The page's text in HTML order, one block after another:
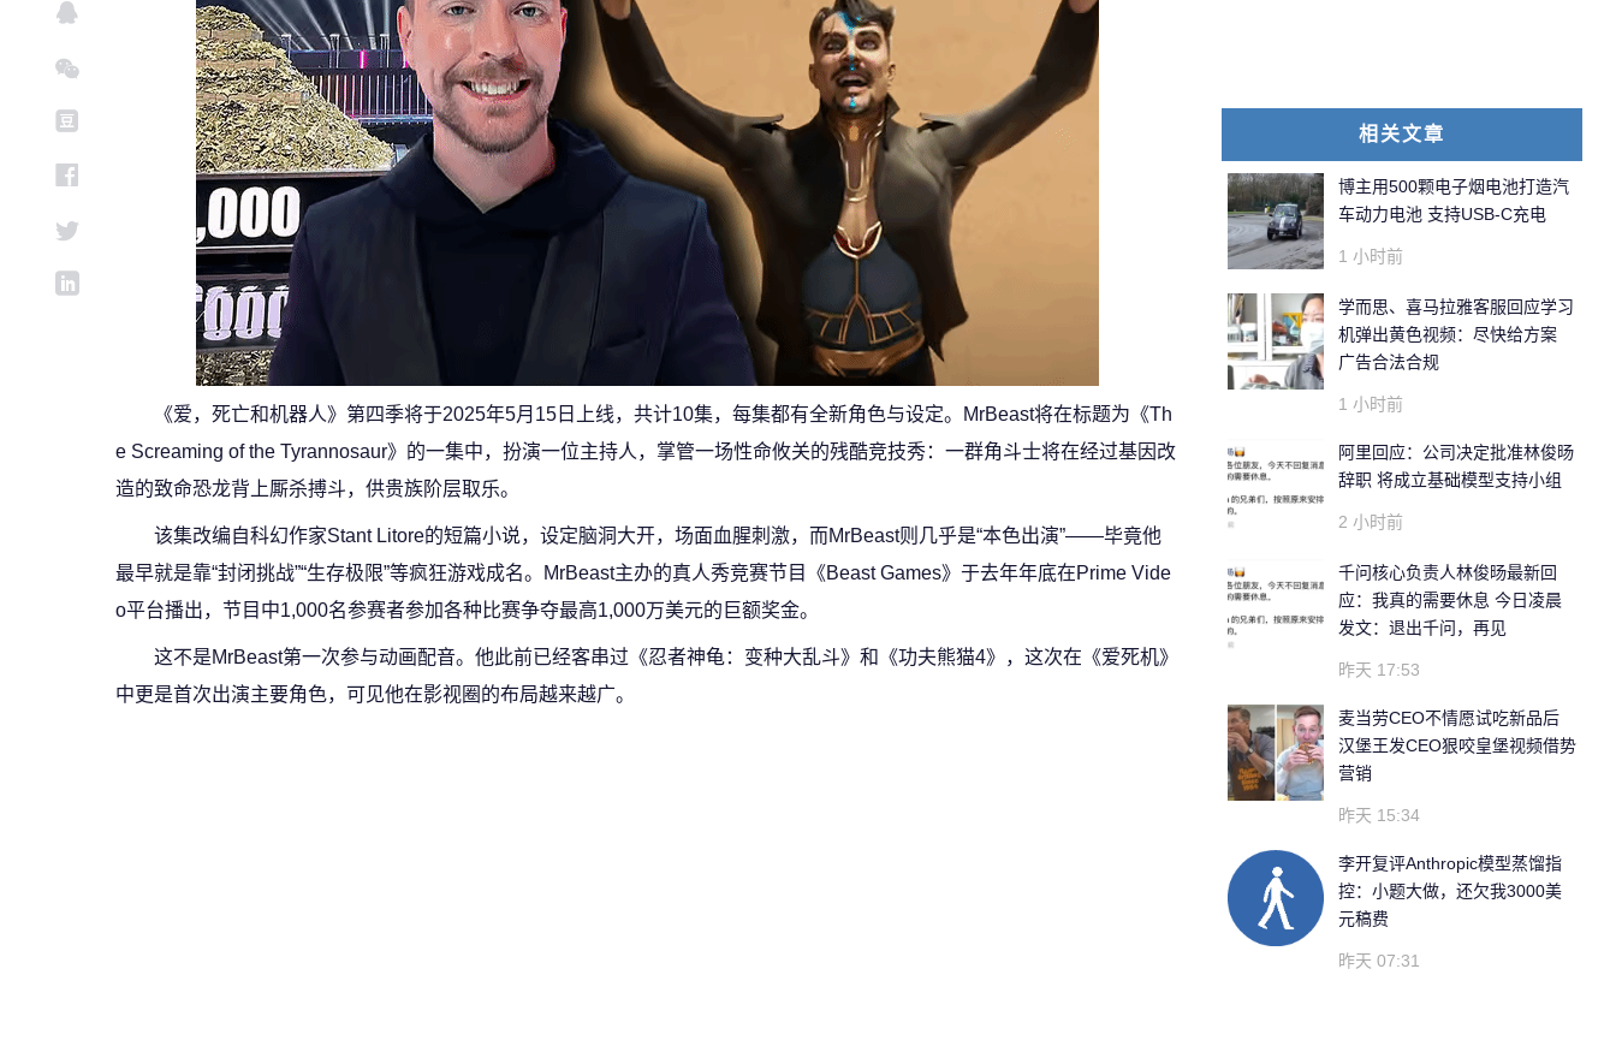
《爱，死亡和机器人》第四季将于2025年5月15日上线，共计10集，每集都有全新角色与设定。MrBeast将在标题为《Th
e Screaming of the Tyrannosaur》的一集中，扮演一位主持人，掌管一场性命攸关的残酷竞技秀：一群角斗士将在经过基因改
造的致命恐龙背上厮杀搏斗，供贵族阶层取乐。
该集改编自科幻作家Stant Litore的短篇小说，设定脑洞大开，场面血腥刺激，而MrBeast则几乎是“本色出演”——毕竟他
最早就是靠“封闭挑战”“生存极限”等疯狂游戏成名。MrBeast主办的真人秀竞赛节目《Beast Games》于去年年底在Prime Vide
o平台播出，节目中1,000名参赛者参加各种比赛争夺最高1,000万美元的巨额奖金。
这不是MrBeast第一次参与动画配音。他此前已经客串过《忍者神龟：变种大乱斗》和《功夫熊猫4》，这次在《爱死机》
中更是首次出演主要角色，可见他在影视圈的布局越来越广。
相关文章
博主用500颗电子烟电池打造汽
车动力电池 支持USB-C充电
1 小时前
学而思、喜马拉雅客服回应学习
机弹出黄色视频：尽快给方案
广告合法合规
1 小时前
阿里回应：公司决定批准林俊旸
辞职 将成立基础模型支持小组
2 小时前
千问核心负责人林俊旸最新回
应：我真的需要休息 今日凌晨
发文：退出千问，再见
昨天 17:53
麦当劳CEO不情愿试吃新品后
汉堡王发CEO狠咬皇堡视频借势
营销
昨天 15:34
李开复评Anthropic模型蒸馏指
控：小题大做，还欠我3000美
元稿费
昨天 07:31